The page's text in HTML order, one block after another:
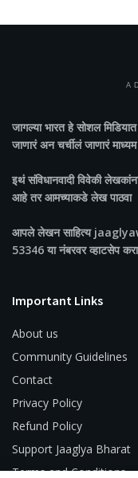
जागल्या भारतहे सोशल
जाणारं अन चर्चीलं जाणारं
इथं संविधानवादी विवेकी
आहे तर आमच्याकडे लेख पाठवा
आपले लेखन साहित्य
53346 या नंबरवर व्हाटसेप करा
Important Links
About us
Community Guidelines
Contact
Privacy Policy
Refund Policy
Support Jaaglya Bharat
Terms and Conditions